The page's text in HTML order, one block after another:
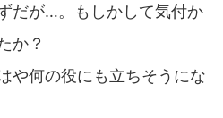
だが…。もしかして気付か
か？
や何の役にも立ちそうにな